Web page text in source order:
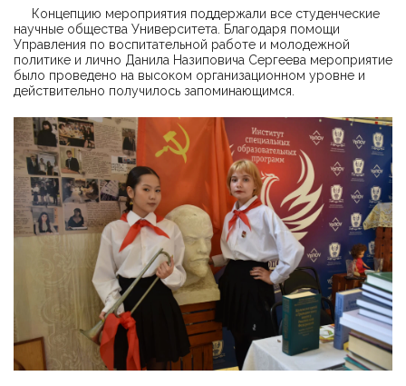
Концепцию мероприятия поддержали все студенческие
научные общества Университета. Благодаря помощи
Управления по воспитательной работе и молодежной
политике и лично Данила Назиповича Сергеева мероприятие
было проведено на высоком организационном уровне и
действительно получилось запоминающимся.